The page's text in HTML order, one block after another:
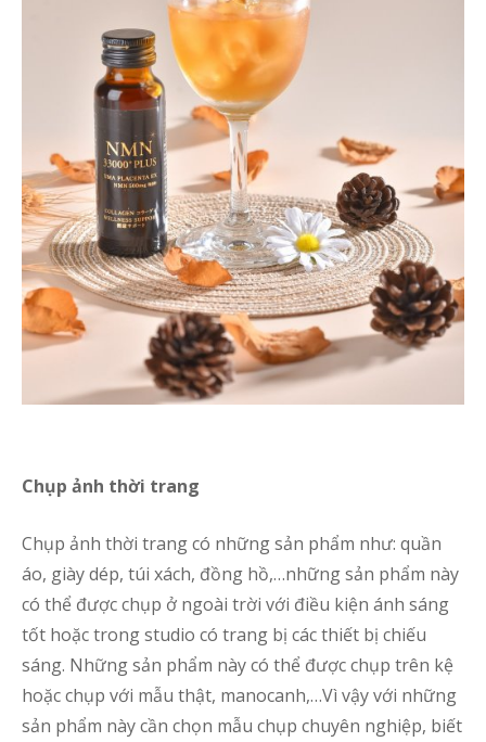
Chụp ảnh thời trang
Chụp ảnh thời trang có những sản phẩm như: quần
áo, giày dép, túi xách, đồng hồ,…những sản phẩm này
có thể được chụp ở ngoài trời với điều kiện ánh sáng
tốt hoặc trong studio có trang bị các thiết bị chiếu
sáng. Những sản phẩm này có thể được chụp trên kệ
hoặc chụp với mẫu thật, manocanh,…Vì vậy với những
sản phẩm này cần chọn mẫu chụp chuyên nghiệp, biết